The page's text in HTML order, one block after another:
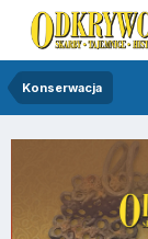
Konserwacja